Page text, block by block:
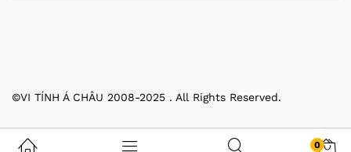
©VI TÍNH Á CHÂU 2008-2025 . All Rights Reserved.
0